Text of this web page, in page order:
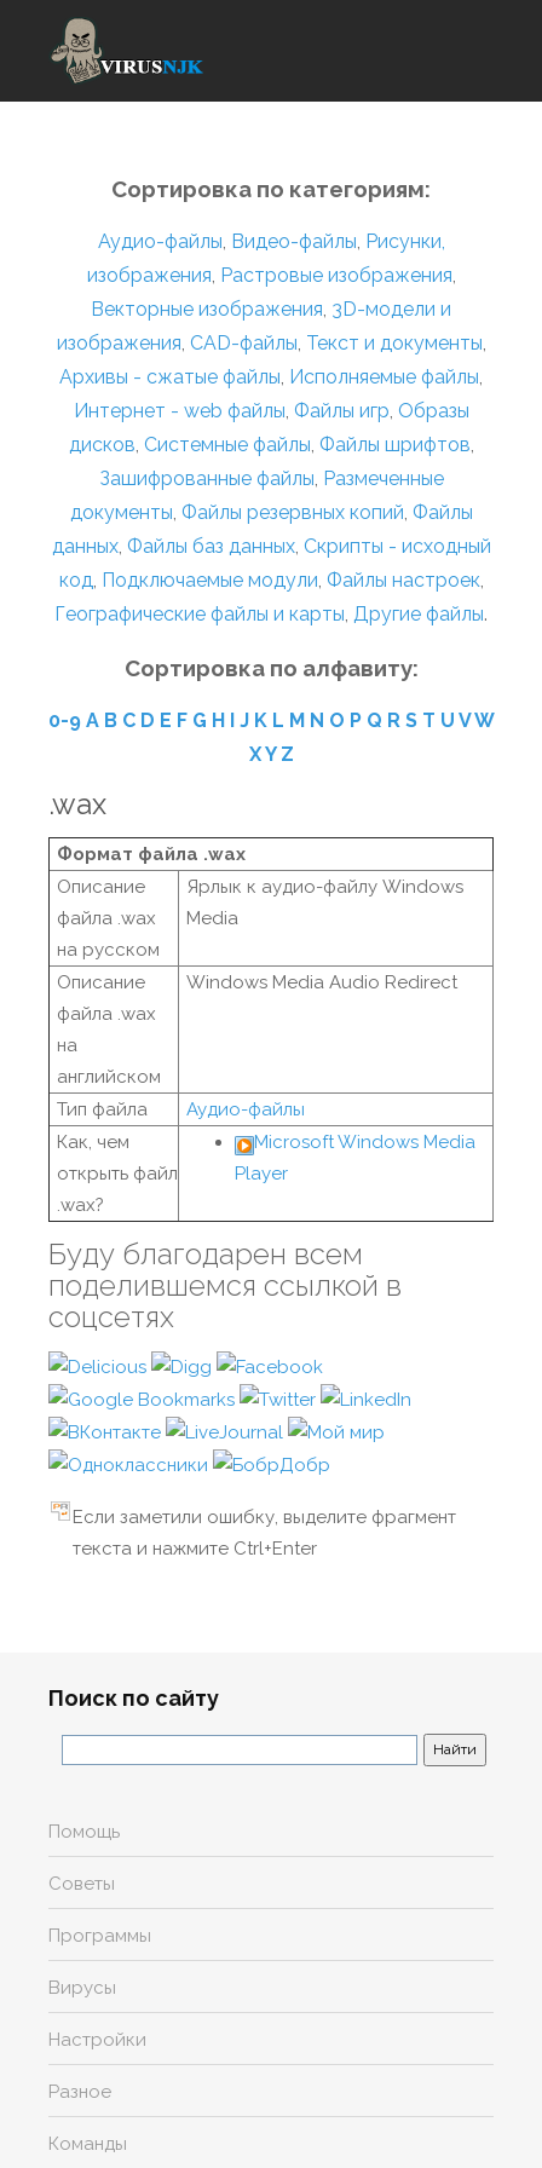
Сортировка по категориям:
Аудио-файлы, Видео-файлы, Рисунки,
изображения, Растровые изображения,
Векторные изображения, 3D-модели и
изображения, CAD-файлы, Текст и документы,
Архивы - сжатые файлы, Исполняемые файлы,
Интернет - web файлы, Файлы игр, Образы
дисков, Системные файлы, Файлы шрифтов,
Зашифрованные файлы, Размеченные
документы, Файлы резервных копий, Файлы
данных, Файлы баз данных, Скрипты - исходный
код, Подключаемые модули, Файлы настроек,
Географические файлы и карты, Другие файлы.
Сортировка по алфавиту:
0-9 A B C D E F G H I J K L M N O P Q R S T U VW
XY Z
.wax
Формат файла .wax
Описание
файла .wax
на русском
Ярлык к аудио-файлу Windows
Media
Описание
файла .wax
на
английском
Windows Media Audio Redirect
Тип файла
Аудио-файлы
Как, чем
открыть файл
.wax?
Microsoft Windows Media
Player
Буду благодарен всем
поделившемся ссылкой в
соцсетях
Если заметили ошибку, выделите фрагмент
текста и нажмите Ctrl+Enter
Поиск по сайту
Помощь
Советы
Программы
Вирусы
Настройки
Разное
Команды